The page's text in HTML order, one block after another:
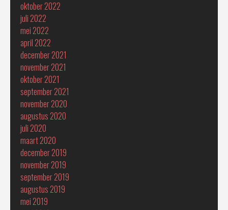
oktober 2022
juli 2022
mei 2022
april 2022
december 2021
november 2021
oktober 2021
september 2021
november 2020
augustus 2020
juli 2020
maart 2020
december 2019
november 2019
september 2019
augustus 2019
mei 2019